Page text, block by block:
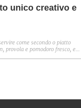
unico creativo e
come secondo o piatto
provola e pomodoro fresco, e